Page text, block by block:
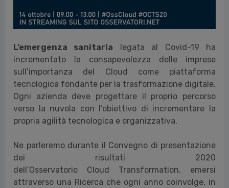
L’emergenza sanitaria legata al Covid-19 ha
incrementato la consapevolezza delle imprese
sull’importanza del Cloud
come piattaforma
tecnologica fondante per la trasformazione digitale.
Ogni azienda deve progettare il proprio percorso
verso la nuvola con l’obiettivo di incrementare la
propria agilità tecnologica e organizzativa.
Ne parleremo durante il Convegno di presentazione
dei risultati 2020
dell’Osservatorio Cloud
Transformation, emersi
attraverso una Ricerca che ogni anno coinvolge, in